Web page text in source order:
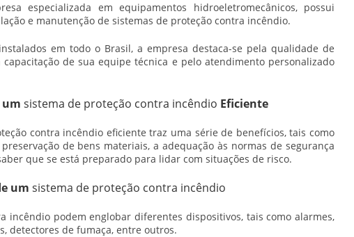
especializada em equipamentos hidroeletromecânicos, possui
e manutenção de sistemas de proteção contra incêndio.
em todo o Brasil, a empresa destaca-se pela qualidade de
de sua equipe técnica e pelo atendimento personalizado
um sistema de proteção contra incêndio Eficiente
contra incêndio eficiente traz uma série de benefícios, tais como
de bens materiais, a adequação às normas de segurança
que se está preparado para lidar com situações de risco.
um sistema de proteção contra incêndio
incêndio podem englobar diferentes dispositivos, tais como alarmes,
detectores de fumaça, entre outros.